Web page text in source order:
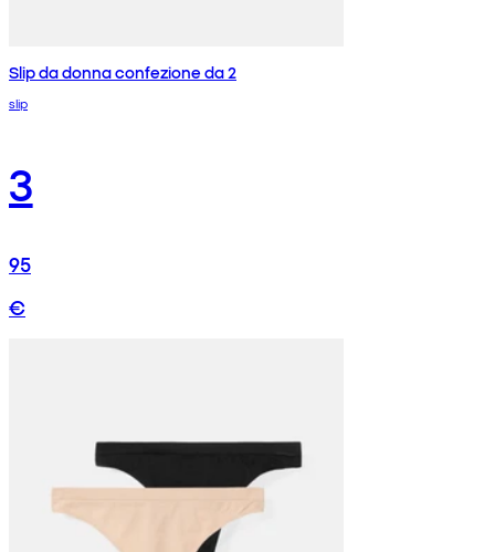
Slip da donna confezione da 2
slip
3
95
€